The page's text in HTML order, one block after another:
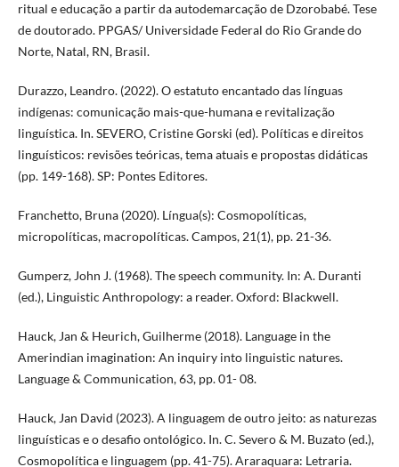
ritual e educação a partir da autodemarcação de Dzorobabé. Tese
de doutorado. PPGAS/ Universidade Federal do Rio Grande do
Norte, Natal, RN, Brasil.
Durazzo, Leandro. (2022). O estatuto encantado das línguas
indígenas: comunicação mais-que-humana e revitalização
linguística. In. SEVERO, Cristine Gorski (ed). Políticas e direitos
linguísticos: revisões teóricas, tema atuais e propostas didáticas
(pp. 149-168). SP: Pontes Editores.
Franchetto, Bruna (2020). Língua(s): Cosmopolíticas,
micropolíticas, macropolíticas. Campos, 21(1), pp. 21-36.
Gumperz, John J. (1968). The speech community. In: A. Duranti
(ed.), Linguistic Anthropology: a reader. Oxford: Blackwell.
Hauck, Jan & Heurich, Guilherme (2018). Language in the
Amerindian imagination: An inquiry into linguistic natures.
Language & Communication, 63, pp. 01- 08.
Hauck, Jan David (2023). A linguagem de outro jeito: as naturezas
linguísticas e o desafio ontológico. In. C. Severo & M. Buzato (ed.),
Cosmopolítica e linguagem (pp. 41-75). Araraquara: Letraria.